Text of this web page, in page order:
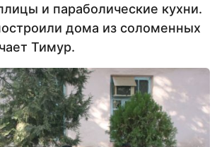
и параболические кухни.
дома из соломенных
Тимур.